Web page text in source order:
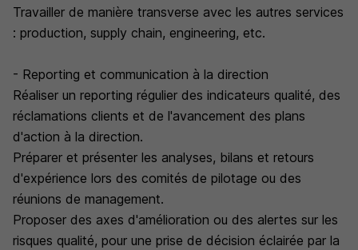
Travailler de manière transverse avec les autres services
: production, supply chain, engineering, etc.
- Reporting et communication à la direction
Réaliser un reporting régulier des indicateurs qualité, des
réclamations clients et de l'avancement des plans
d'action à la direction.
Préparer et présenter les analyses, bilans et retours
d'expérience lors des comités de pilotage ou des
réunions de management.
Proposer des axes d'amélioration ou des alertes sur les
risques qualité, pour une prise de décision éclairée par la